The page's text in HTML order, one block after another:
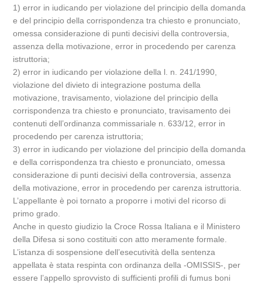
1) error in iudicando per violazione del principio della domanda
e del principio della corrispondenza tra chiesto e pronunciato,
omessa considerazione di punti decisivi della controversia,
assenza della motivazione, error in procedendo per carenza
istruttoria;
2) error in iudicando per violazione della l. n. 241/1990,
violazione del divieto di integrazione postuma della
motivazione, travisamento, violazione del principio della
corrispondenza tra chiesto e pronunciato, travisamento dei
contenuti dell’ordinanza commissariale n. 633/12, error in
procedendo per carenza istruttoria;
3) error in iudicando per violazione del principio della domanda
e della corrispondenza tra chiesto e pronunciato, omessa
considerazione di punti decisivi della controversia, assenza
della motivazione, error in procedendo per carenza istruttoria.
L’appellante è poi tornato a proporre i motivi del ricorso di
primo grado.
Anche in questo giudizio la Croce Rossa Italiana e il Ministero
della Difesa si sono costituiti con atto meramente formale.
L’istanza di sospensione dell’esecutività della sentenza
appellata è stata respinta con ordinanza della -OMISSIS-, per
essere l’appello sprovvisto di sufficienti profili di fumus boni